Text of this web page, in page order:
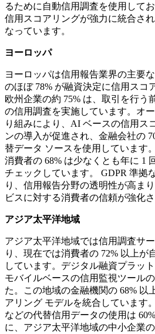
るために自動信用調査を使用して
信用スコアリングが強力に統合さ
なっています。
ヨーロッパ
ヨーロッパは信用報告業界の主要
のほぼ 78% が融資決定に信用スコ
欧州企業の約 75% は、取引を行う
の信用調査を実施しています。オ
り組みにより、AI ベースの信用ス
ンの導入が促進され、金融会社の
替データ ソースを使用しています
消費者の 68% は少なくとも年に 1
チェックしています。 GDPR 準拠
り、信用報告分野の透明性が高ま
ビスに対する消費者の信頼が強化さ
アジア太平洋地域
アジア太平洋地域では信用調査サ
り、現在では消費者の 72% 以上が
しています。デジタル融資プラッ
モバイルベースの信用監視ツール
た。この地域の金融機関の 68% 以
アリング モデルを統合しています
などの代替信用データの使用は
に、アジア太平洋地域の中小企業